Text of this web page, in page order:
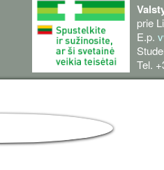
prie
E.p.
Tel.